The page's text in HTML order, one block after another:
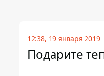
12:38, 19 января 2019
Подарите